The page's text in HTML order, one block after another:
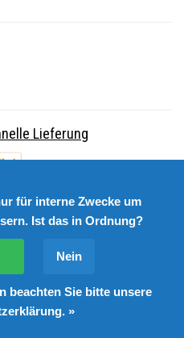
Lieferung
B.V. - Design byWebdinge.nl
: 9,9/10 (2541
für interne Zwecke um
Ist das in Ordnung?
Nein
beachten Sie bitte unsere
»